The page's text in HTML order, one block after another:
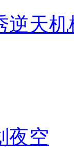
逆天机
夜空